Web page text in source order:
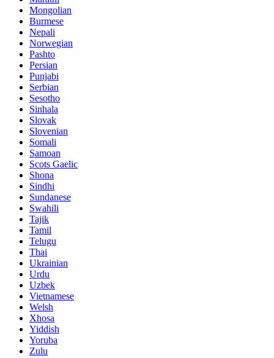
Mongolian
Burmese
Nepali
Norwegian
Pashto
Persian
Punjabi
Serbian
Sesotho
Sinhala
Slovak
Slovenian
Somali
Samoan
Scots Gaelic
Shona
Sindhi
Sundanese
Swahili
Tajik
Tamil
Telugu
Thai
Ukrainian
Urdu
Uzbek
Vietnamese
Welsh
Xhosa
Yiddish
Yoruba
Zulu